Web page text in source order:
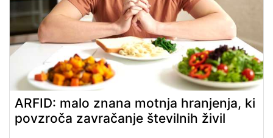
ARFID: malo znana motnja hranjenja, ki
povzroča zavračanje številnih živil